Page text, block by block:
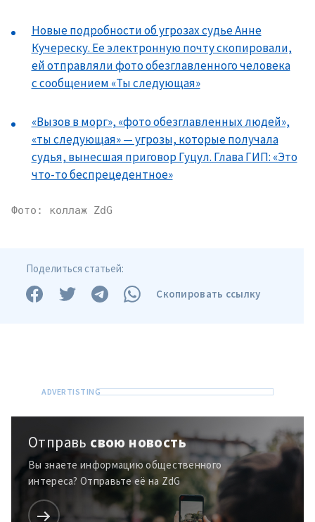
Новые подробности об угрозах судье Анне
Кучереску. Ее электронную почту скопировали,
ей отправляли фото обезглавленного человека
с сообщением «Ты следующая»
«Вызов в морг», «фото обезглавленных людей»,
«ты следующая» — угрозы, которые получала
судья, вынесшая приговор Гуцул. Глава ГИП: «Это
что-то беспрецедентное»
Фото: коллаж ZdG
Поделиться статьей:
Скопировать ссылку
Отправь свою новость
Вы знаете информацию общественного
интереса? Отправьте её на ZdG
Фотография
+ Загрузить
Ссылка на медиа
медиа
Текст новости
+ Добавить текст
новости